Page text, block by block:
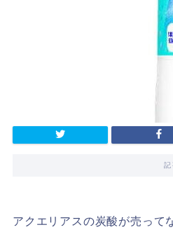
アクエリアスの炭酸が売って